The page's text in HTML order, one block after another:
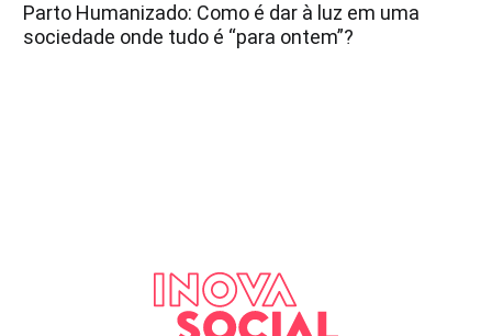
Parto Humanizado: Como é dar à luz em uma
sociedade onde tudo é “para ontem”?